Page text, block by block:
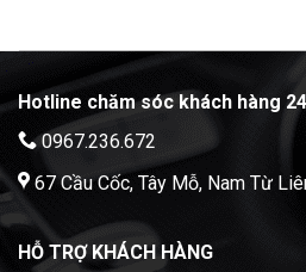
Hotline chăm sóc khách hàng
0967.236.672
67 Cầu Cốc, Tây Mỗ, Nam Từ
HỖ TRỢ KHÁCH HÀNG